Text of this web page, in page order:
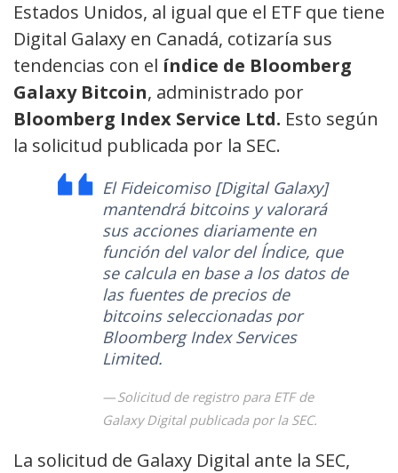
Estados Unidos, al igual que el ETF que tiene
Digital Galaxy en Canadá, cotizaría sus
tendencias con el índice de Bloomberg
Galaxy Bitcoin, administrado por
Bloomberg Index Service Ltd. Esto según
la solicitud publicada por la SEC.
El Fideicomiso [Digital Galaxy]
mantendrá bitcoins y valorará
sus acciones diariamente en
función del valor del Índice, que
se calcula en base a los datos de
las fuentes de precios de
bitcoins seleccionadas por
Bloomberg Index Services
Limited.
Solicitud de registro para ETF de
Galaxy Digital publicada por la SEC.
La solicitud de Galaxy Digital ante la SEC,